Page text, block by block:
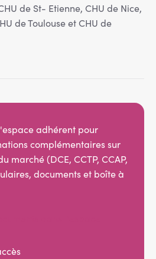
de St- Etienne, CHU de Nice,
de Toulouse et CHU de
adhérent pour
complémentaires sur
marché (DCE, CCTP, CCAP,
documents et boîte à